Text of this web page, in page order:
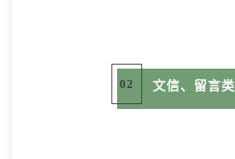
02 文信、留言类